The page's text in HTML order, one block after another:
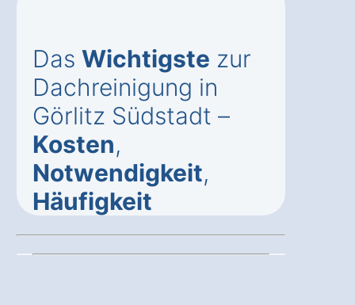
Das Wichtigste zur
Dachreinigung in
Görlitz Südstadt –
Kosten,
Notwendigkeit,
Häufigkeit